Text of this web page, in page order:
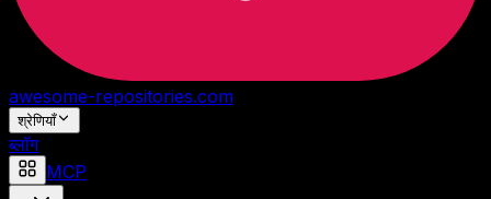
awesome-repositories.com
श्रेणियाँ
ब्लॉग
MCP